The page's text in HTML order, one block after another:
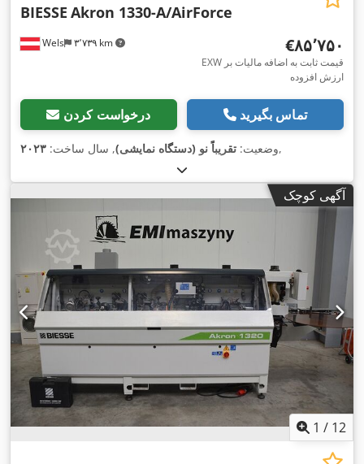
Wels ۳٬۷۳۹ km
BIESSE Akron 1330-A/AirForce
‎€۸۵٬۷۵۰
EXW قیمت ثابت به اضافه مالیات بر
ارزش افزوده
درخواست کردن تماس بگیرید
وضعیت: تقریباً نو (دستگاه نمایشی), سال ساخت: ۲۰۲۳ ,
آگهی کوچک
1 / 12